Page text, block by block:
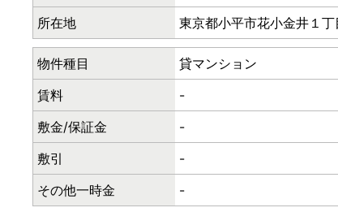
所在地
東京都小平市花小金井１丁
物件種目
貸マンション
賃料
-
敷金/保証金
-
敷引
-
その他一時金
-